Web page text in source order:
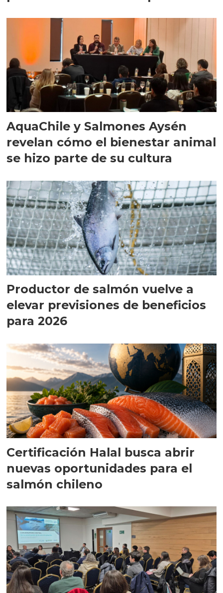
AquaChile y Salmones Aysén
revelan cómo el bienestar animal
se hizo parte de su cultura
Productor de salmón vuelve a
elevar previsiones de beneficios
para 2026
Certificación Halal busca abrir
nuevas oportunidades para el
salmón chileno